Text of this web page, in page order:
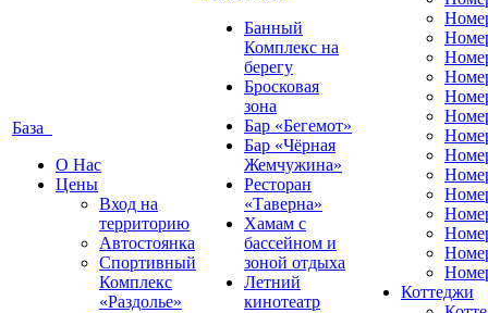
База
О Нас
Цены
Вход на
территорию
Автостоянка
Спортивный
Комплекс
«Раздолье»
Банный
Комплекс на
берегу
Бросковая
зона
Бар «Бегемот»
Бар «Чёрная
Жемчужина»
Ресторан
«Таверна»
Хамам с
бассейном и
зоной отдыха
Летний
кинотеатр
Коттеджи